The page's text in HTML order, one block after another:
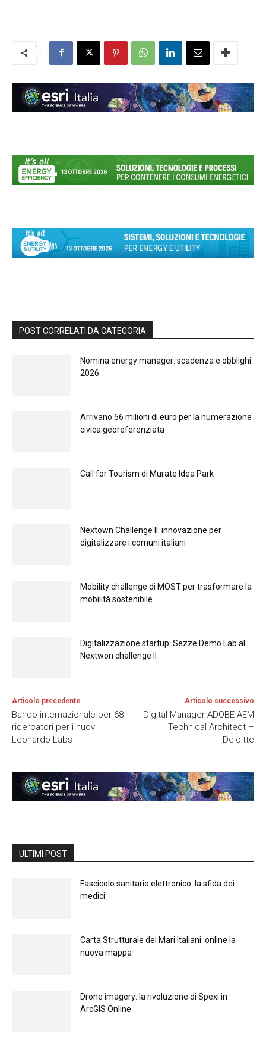
POST CORRELATI DA CATEGORIA
Nomina energy manager: scadenza e obblighi
2026
Arrivano 56 milioni di euro per la numerazione
civica georeferenziata
Call for Tourism di Murate Idea Park
Nextown Challenge II: innovazione per
digitalizzare i comuni italiani
Mobility challenge di MOST per trasformare la
mobilità sostenibile
Digitalizzazione startup: Sezze Demo Lab al
Nextwon challenge II
Articolo precedente
Bando internazionale per 68
ricercatori per i nuovi
Leonardo Labs
Articolo successivo
Digital Manager ADOBE AEM
Technical Architect –
Deloitte
ULTIMI POST
Fascicolo sanitario elettronico: la sfida dei
medici
Carta Strutturale dei Mari Italiani: online la
nuova mappa
Drone imagery: la rivoluzione di Spexi in
ArcGIS Online